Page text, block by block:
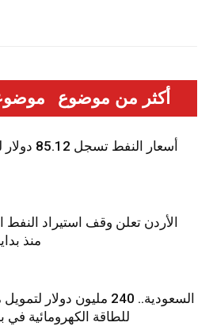
أكثر من موضوع
أسعار النفط تسجل 85.12 دولار للبرميل
الأردن تعلن وقف استيراد النفط
منذ
السعودية.. 240 مليون دولار
للطاقة الكهرومائية في